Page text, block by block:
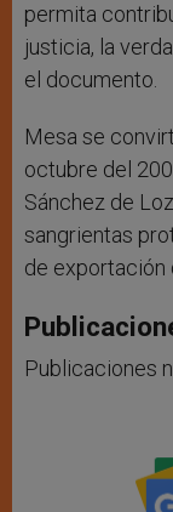
permita
justicia, la
el documento.
Mesa se
octubre del
Sánchez de
sangrientas
de exportación
Publicaciones